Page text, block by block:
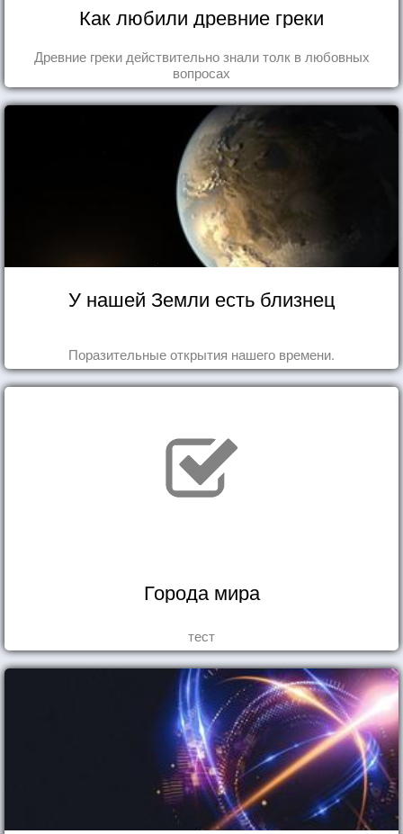
Как любили древние греки
Древние греки действительно знали толк в любовных
вопросах
У нашей Земли есть близнец
Поразительные открытия нашего времени.
Города мира
тест